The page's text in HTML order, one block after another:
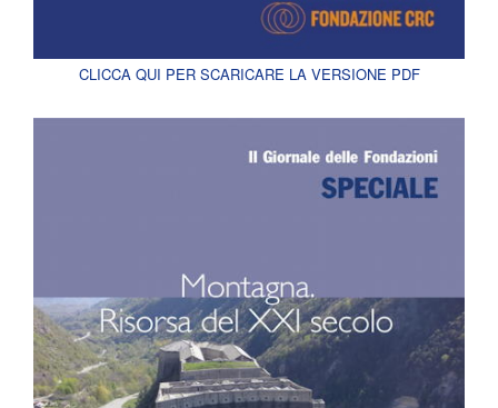
CLICCA QUI PER SCARICARE LA VERSIONE PDF